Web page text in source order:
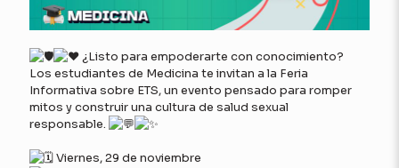
¿Listo para empoderarte con conocimiento?
Los estudiantes de Medicina te invitan a la Feria
Informativa sobre ETS, un evento pensado para romper
mitos y construir una cultura de salud sexual
responsable.
Viernes, 29 de noviembre